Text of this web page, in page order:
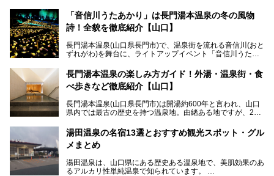
「音信川うたあかり」は長門湯本温泉の冬の風物
詩！全貌を徹底紹介【山口】
長門湯本温泉(山口県長門市)で、温泉街を流れる音信川(おと
ずれがわ)を舞台に、ライトアップイベント「音信川うたあ
～3月3日(日)。詩のナレーションや音楽に合わせた幻想的な
光の演出や、地元児童生徒が製作した作品などを設置。温泉
街を一段と輝かせてくれます。
今回は筆者自ら「音信川うたあかり2024」を体験し、その
全貌を徹底紹介。また同時期に開催されている「湯道展in長
長門湯本温泉の楽しみ方ガイド！外湯・温泉街・食
べ歩きなど徹底紹介【山口】
長門湯本温泉(山口県長門市)は開湯約600年と言われ、山口
県内では最古の歴史を持つ温泉地。由緒ある地ですが、202
生まれ変わりました。
今回は、外湯(日帰り入浴施設)である「恩湯」をはじめ、温
紹介。また、アクセスの注意点も併せてご紹介します！
湯田温泉の名宿13選とおすすめ観光スポット・グル
メまとめ
湯田温泉は、山口県にある歴史ある温泉地で、美肌効果のあ
るアルカリ性単純温泉で知られています。